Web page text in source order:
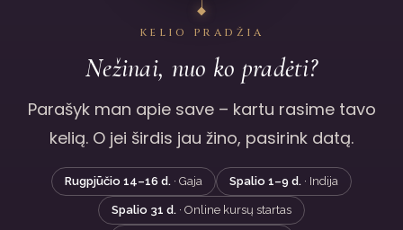
KELIO PRADŽIA
Nežinai, nuo ko pradėti?
Parašyk man apie save – kartu rasime tavo
kelią. O jei širdis jau žino, pasirink datą.
Rugpjūčio 14–16 d. · Gaja Spalio 1–9 d. · Indija
Spalio 31 d. · Online kursų startas